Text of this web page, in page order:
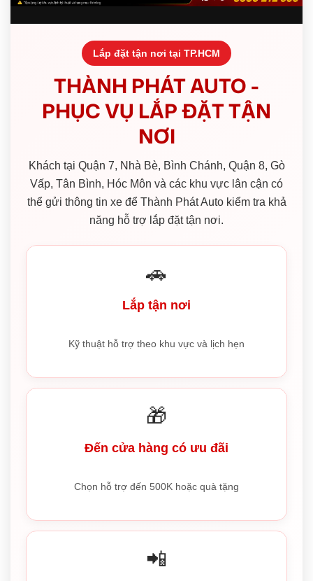
Lắp đặt tận nơi tại TP.HCM
THÀNH PHÁT AUTO -
PHỤC VỤ LẮP ĐẶT TẬN
NƠI
Khách tại Quận 7, Nhà Bè, Bình Chánh, Quận 8, Gò
Vấp, Tân Bình, Hóc Môn và các khu vực lân cận có
thể gửi thông tin xe để Thành Phát Auto kiểm tra khả
năng hỗ trợ lắp đặt tận nơi.
🚗
Lắp tận nơi
Kỹ thuật hỗ trợ theo khu vực và lịch hẹn
🎁
Đến cửa hàng có ưu đãi
Chọn hỗ trợ đến 500K hoặc quà tặng
📲